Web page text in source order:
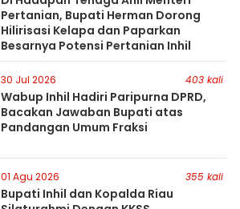
Pertanian, Bupati Herman Dorong
Hilirisasi Kelapa dan Paparkan
Besarnya Potensi Pertanian Inhil
30 Jul 2026 403 kali
Wabup Inhil Hadiri Paripurna DPRD,
Bacakan Jawaban Bupati atas
Pandangan Umum Fraksi
01 Agu 2026 355 kali
Bupati Inhil dan Kopalda Riau